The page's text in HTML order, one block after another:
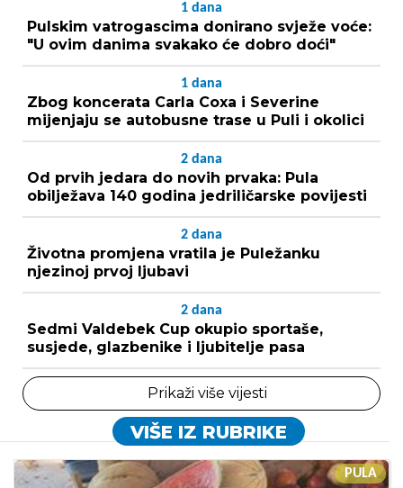
1 dana
Pulskim vatrogascima donirano svježe voće:
"U ovim danima svakako će dobro doći"
1 dana
Zbog koncerata Carla Coxa i Severine
mijenjaju se autobusne trase u Puli i okolici
2 dana
Od prvih jedara do novih prvaka: Pula
obilježava 140 godina jedriličarske povijesti
2 dana
Životna promjena vratila je Puležanku
njezinoj prvoj ljubavi
2 dana
Sedmi Valdebek Cup okupio sportaše,
susjede, glazbenike i ljubitelje pasa
Prikaži više vijesti
VIŠE IZ RUBRIKE
PULA